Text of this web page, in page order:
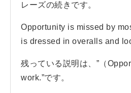
レーズの続きです。
Opportunity is missed by
is dressed in overalls and
残っている説明は、”（
work.”です。